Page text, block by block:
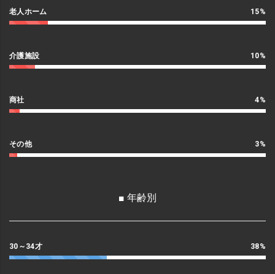
老人ホーム 15%
介護施設 10%
商社 4%
その他 3%
■ 年齢別
30～34才 38%